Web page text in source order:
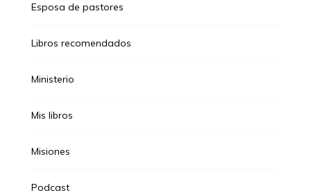
Esposa de pastores
Libros recomendados
Ministerio
Mis libros
Misiones
Podcast